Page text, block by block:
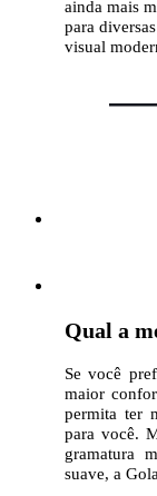
ainda mais
para
visual
Qual a
Se você
maior
permita ter
para você.
gramatura
suave, a